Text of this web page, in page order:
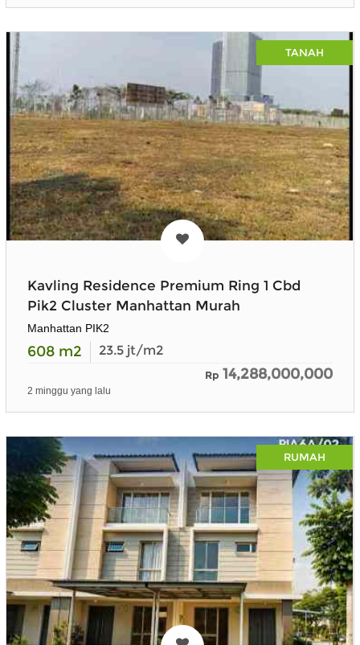
TANAH
Kavling Residence Premium Ring 1 Cbd
Pik2 Cluster Manhattan Murah
Manhattan PIK2
608 m2 23.5 jt/m2
Rp 14,288,000,000
2 minggu yang lalu
RUMAH